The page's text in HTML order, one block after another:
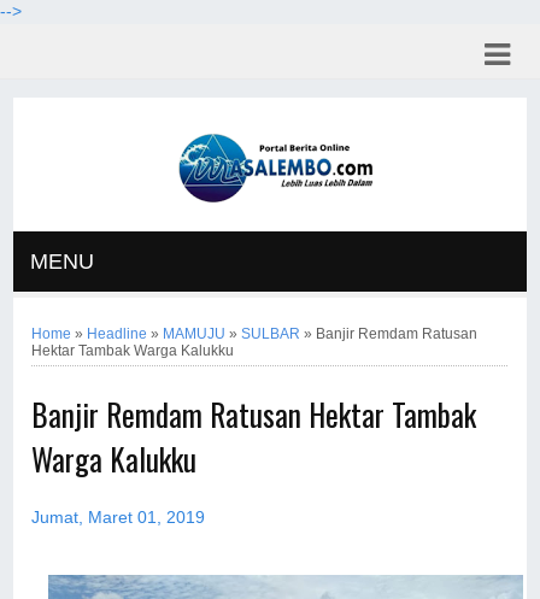
-->
MENU
Home » Headline » MAMUJU »SULBAR » Banjir Remdam Ratusan
Hektar Tambak Warga Kalukku
Banjir Remdam Ratusan Hektar Tambak
Warga Kalukku
Jumat, Maret 01, 2019